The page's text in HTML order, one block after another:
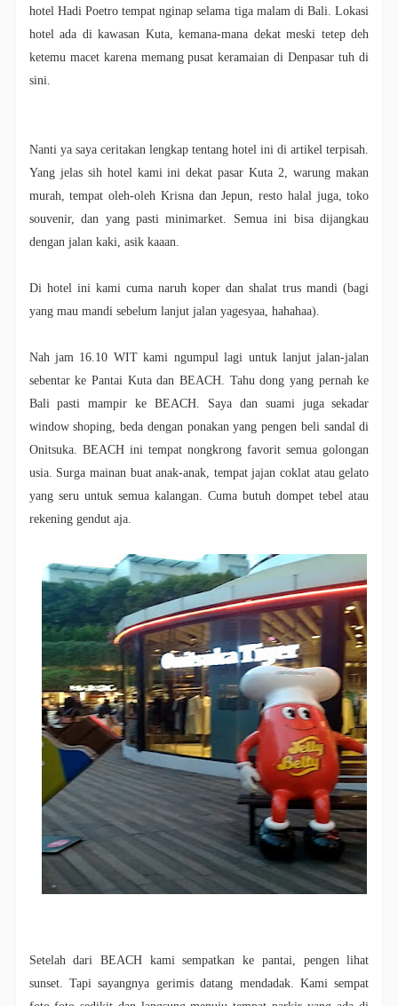
hotel Hadi Poetro tempat nginap selama tiga malam di Bali. Lokasi
hotel ada di kawasan Kuta, kemana-mana dekat meski tetep deh
ketemu macet karena memang pusat keramaian di Denpasar tuh di
sini.
Nanti ya saya ceritakan lengkap tentang hotel ini di artikel terpisah.
Yang jelas sih hotel kami ini dekat pasar Kuta 2, warung makan
murah, tempat oleh-oleh Krisna dan Jepun, resto halal juga, toko
souvenir, dan yang pasti minimarket. Semua ini bisa dijangkau
dengan jalan kaki, asik kaaan.
Di hotel ini kami cuma naruh koper dan shalat trus mandi (bagi
yang mau mandi sebelum lanjut jalan yagesyaa, hahahaa).
Nah jam 16.10 WIT kami ngumpul lagi untuk lanjut jalan-jalan
sebentar ke Pantai Kuta dan BEACH. Tahu dong yang pernah ke
Bali pasti mampir ke BEACH. Saya dan suami juga sekadar
window shoping, beda dengan ponakan yang pengen beli sandal di
Onitsuka. BEACH ini tempat nongkrong favorit semua golongan
usia. Surga mainan buat anak-anak, tempat jajan coklat atau gelato
yang seru untuk semua kalangan. Cuma butuh dompet tebel atau
rekening gendut aja.
Setelah dari BEACH kami sempatkan ke pantai, pengen lihat
sunset. Tapi sayangnya gerimis datang mendadak. Kami sempat